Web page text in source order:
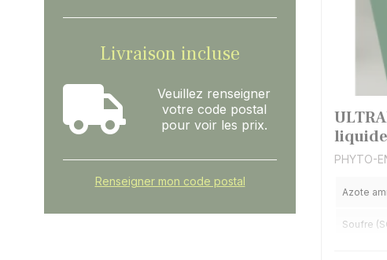
Livraison incluse
Veuillez renseigner
votre code postal
pour voir les prix.
Renseigner mon code postal
PHYTO-
Azote
Soufre